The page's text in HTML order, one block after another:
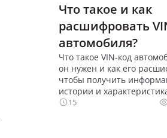
Что такое и как
расшифровать
автомобиля?
Что такое VIN-код
он нужен и как его
чтобы получить
истории и
15